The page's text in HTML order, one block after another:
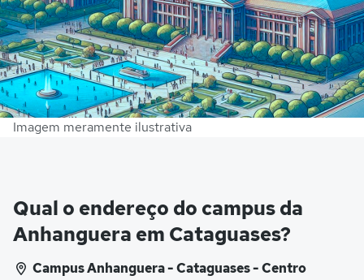
Imagem meramente ilustrativa
Qual o endereço do campus da
Anhanguera em Cataguases?
Campus Anhanguera - Cataguases - Centro